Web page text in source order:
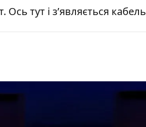
тут і з’являється кабель